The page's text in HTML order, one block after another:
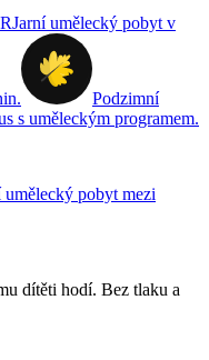
Jarní umělecký pobyt v
Podzimní
s uměleckým programem.
pobyt mezi
dítěti hodí. Bez tlaku a